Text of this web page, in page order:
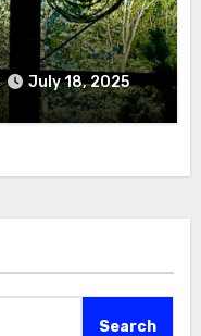
July 18, 2025
Search